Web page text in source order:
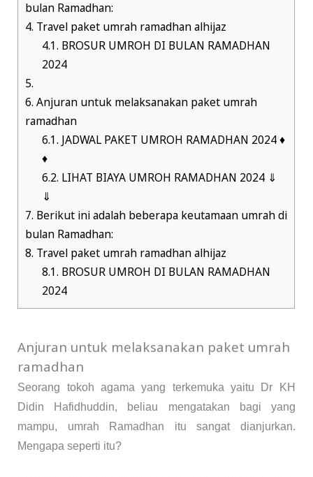
bulan Ramadhan:
4. Travel paket umrah ramadhan alhijaz
4.1. BROSUR UMROH DI BULAN RAMADHAN
2024
5.
6. Anjuran untuk melaksanakan paket umrah
ramadhan
6.1. JADWAL PAKET UMROH RAMADHAN 2024 ♦
♦
6.2. LIHAT BIAYA UMROH RAMADHAN 2024 ⇓
⇓
7. Berikut ini adalah beberapa keutamaan umrah di
bulan Ramadhan:
8. Travel paket umrah ramadhan alhijaz
8.1. BROSUR UMROH DI BULAN RAMADHAN
2024
Anjuran untuk melaksanakan paket umrah
ramadhan
Seorang tokoh agama yang terkemuka yaitu Dr KH
Didin Hafidhuddin, beliau mengatakan bagi yang
mampu, umrah Ramadhan itu sangat dianjurkan.
Mengapa seperti itu?